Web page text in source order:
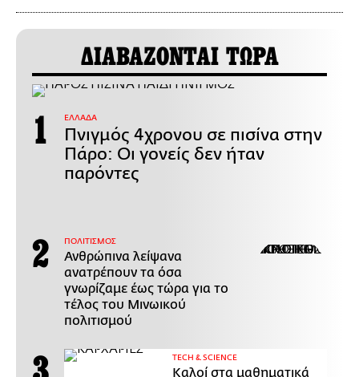
ΔΙΑΒΑΖΟΝΤΑΙ ΤΩΡΑ
ΕΛΛΑΔΑ
Πνιγμός 4χρονου σε πισίνα στην
Πάρο: Οι γονείς δεν ήταν
παρόντες
ΠΟΛΙΤΙΣΜΟΣ
Ανθρώπινα λείψανα
ανατρέπουν τα όσα
γνωρίζαμε έως τώρα για το
τέλος του Μινωικού
πολιτισμού
ΤECH & SCIENCE
Καλοί στα μαθηματικά